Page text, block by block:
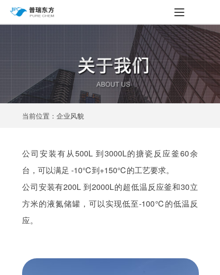
当前位置：企业风貌
公司安装有从500L 到3000L的搪瓷反应釜60余
台，可以满足 -10℃到+150℃的工艺要求。
公司安装有200L 到2000L的超低温反应釜和30立
方米的液氮储罐，可以实现低至-100℃的低温反
应。